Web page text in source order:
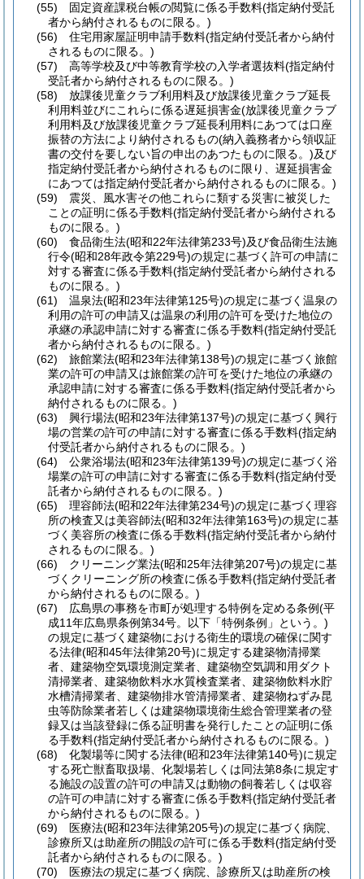
(55)
固定資産課税台帳の閲覧に係る手数料(指定納付受託
者から納付されるものに限る。)
(56)
住宅用家屋証明申請手数料(指定納付受託者から納付
されるものに限る。)
(57)
高等学校及び中等教育学校の入学者選抜料(指定納付
受託者から納付されるものに限る。)
(58)
放課後児童クラブ利用料及び放課後児童クラブ延長
利用料並びにこれらに係る遅延損害金(放課後児童クラブ
利用料及び放課後児童クラブ延長利用料にあつては口座
振替の方法により納付されるもの(納入義務者から領収証
書の交付を要しない旨の申出のあつたものに限る。)及び
指定納付受託者から納付されるものに限り、遅延損害金
にあつては指定納付受託者から納付されるものに限る。)
(59)
震災、風水害その他これらに類する災害に被災した
ことの証明に係る手数料(指定納付受託者から納付される
ものに限る。)
(60)
食品衛生法(昭和22年法律第233号)及び食品衛生法施
行令(昭和28年政令第229号)の規定に基づく許可の申請に
対する審査に係る手数料(指定納付受託者から納付される
ものに限る。)
(61)
温泉法(昭和23年法律第125号)の規定に基づく温泉の
利用の許可の申請又は温泉の利用の許可を受けた地位の
承継の承認申請に対する審査に係る手数料(指定納付受託
者から納付されるものに限る。)
(62)
旅館業法(昭和23年法律第138号)の規定に基づく旅館
業の許可の申請又は旅館業の許可を受けた地位の承継の
承認申請に対する審査に係る手数料(指定納付受託者から
納付されるものに限る。)
(63)
興行場法(昭和23年法律第137号)の規定に基づく興行
場の営業の許可の申請に対する審査に係る手数料(指定納
付受託者から納付されるものに限る。)
(64)
公衆浴場法(昭和23年法律第139号)の規定に基づく浴
場業の許可の申請に対する審査に係る手数料(指定納付受
託者から納付されるものに限る。)
(65)
理容師法(昭和22年法律第234号)の規定に基づく理容
所の検査又は美容師法(昭和32年法律第163号)の規定に基
づく美容所の検査に係る手数料(指定納付受託者から納付
されるものに限る。)
(66)
クリーニング業法(昭和25年法律第207号)の規定に基
づくクリーニング所の検査に係る手数料(指定納付受託者
から納付されるものに限る。)
(67)
広島県の事務を市町が処理する特例を定める条例(平
成11年広島県条例第34号。以下「特例条例」という。)
の規定に基づく建築物における衛生的環境の確保に関す
る法律(昭和45年法律第20号)に規定する建築物清掃業
者、建築物空気環境測定業者、建築物空気調和用ダクト
清掃業者、建築物飲料水水質検査業者、建築物飲料水貯
水槽清掃業者、建築物排水管清掃業者、建築物ねずみ昆
虫等防除業者若しくは建築物環境衛生総合管理業者の登
録又は当該登録に係る証明書を発行したことの証明に係
る手数料(指定納付受託者から納付されるものに限る。)
(68)
化製場等に関する法律(昭和23年法律第140号)に規定
する死亡獣畜取扱場、化製場若しくは同法第8条に規定す
る施設の設置の許可の申請又は動物の飼養若しくは収容
の許可の申請に対する審査に係る手数料(指定納付受託者
から納付されるものに限る。)
(69)
医療法(昭和23年法律第205号)の規定に基づく病院、
診療所又は助産所の開設の許可に係る手数料(指定納付受
託者から納付されるものに限る。)
(70)
医療法の規定に基づく病院、診療所又は助産所の検